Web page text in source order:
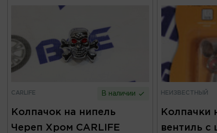
CARLIFE В наличии
Колпачок на нипель
Череп Хром CARLIFE
НЕИЗВЕСТНЫЙ
Колпачки
вентиль